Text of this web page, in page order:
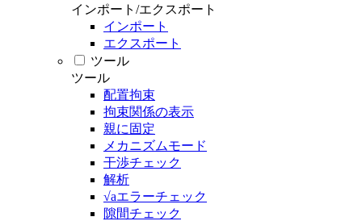
インポート/エクスポート
インポート
エクスポート
ツール
ツール
配置拘束
拘束関係の表示
親に固定
メカニズムモード
干渉チェック
解析
√aエラーチェック
隙間チェック